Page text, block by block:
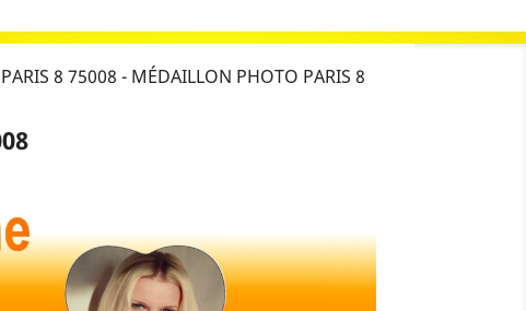
8 75008 - MÉDAILLON PHOTO PARIS 8